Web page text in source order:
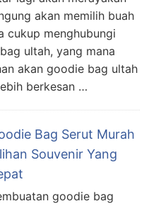
akan memilih buah
cukup menghubungi
ultah, yang mana
akan goodie bag ultah
berkesan …
Bag Serut Murah
Souvenir Yang
goodie bag